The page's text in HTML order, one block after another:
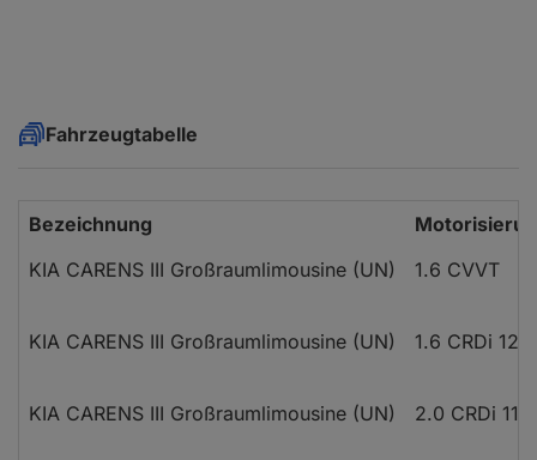
Fahrzeugtabelle
Bezeichnung
KIA CARENS III Großraumlimousine (UN)
1.6 CVVT
KIA CARENS III Großraumlimousine (UN) 1.6 CRDi 128
KIA CARENS III Großraumlimousine (UN) 2.0 CRDi 115